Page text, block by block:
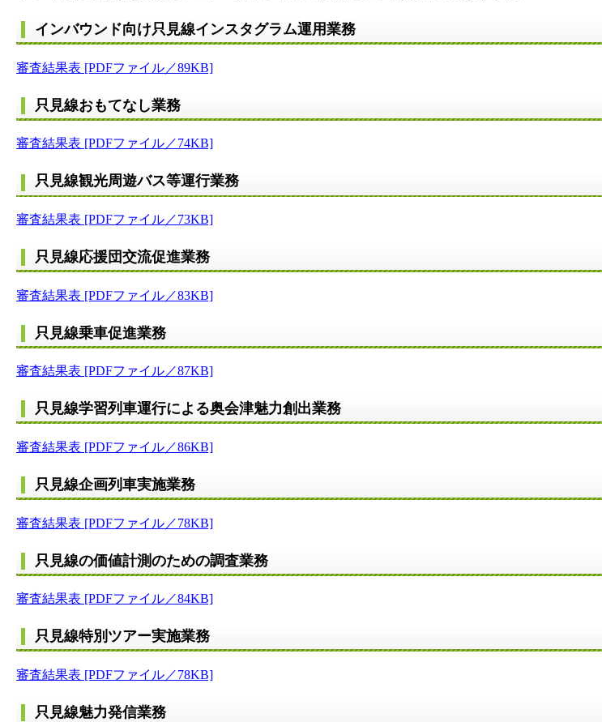
インバウンド向け只見線インスタグラム運用業務
審査結果表 [PDFファイル／89KB]
只見線おもてなし業務
審査結果表 [PDFファイル／74KB]
只見線観光周遊バス等運行業務
審査結果表 [PDFファイル／73KB]
只見線応援団交流促進業務
審査結果表 [PDFファイル／83KB]
只見線乗車促進業務
審査結果表 [PDFファイル／87KB]
只見線学習列車運行による奥会津魅力創出業務
審査結果表 [PDFファイル／86KB]
只見線企画列車実施業務
審査結果表 [PDFファイル／78KB]
只見線の価値計測のための調査業務
審査結果表 [PDFファイル／84KB]
只見線特別ツアー実施業務
審査結果表 [PDFファイル／78KB]
只見線魅力発信業務